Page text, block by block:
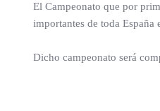
El Campeonato que por
importantes de toda
Dicho campeonato será